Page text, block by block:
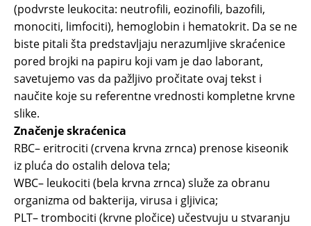
(podvrste leukocita: neutrofili, eozinofili, bazofili,
monociti, limfociti), hemoglobin i hematokrit. Da se ne
biste pitali šta predstavljaju nerazumljive skraćenice
pored brojki na papiru koji vam je dao laborant,
savetujemo vas da pažljivo pročitate ovaj tekst i
naučite koje su referentne vrednosti kompletne krvne
slike.
Značenje skraćenica
RBC– eritrociti (crvena krvna zrnca) prenose kiseonik
iz pluća do ostalih delova tela;
WBC– leukociti (bela krvna zrnca) služe za obranu
organizma od bakterija, virusa i gljivica;
PLT– trombociti (krvne pločice) učestvuju u stvaranju